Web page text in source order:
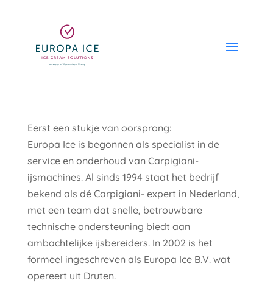
Eerst een stukje van oorsprong:
Europa Ice is begonnen als specialist in de
service en onderhoud van Carpigiani-
ijsmachines. Al sinds 1994 staat het bedrijf
bekend als dé Carpigiani- expert in Nederland,
met een team dat snelle, betrouwbare
technische ondersteuning biedt aan
ambachtelijke ijsbereiders. In 2002 is het
formeel ingeschreven als Europa Ice B.V. wat
opereert uit Druten.